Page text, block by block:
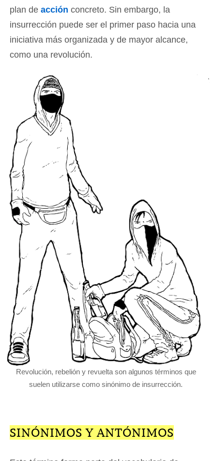
plan de acción concreto. Sin embargo, la
insurrección puede ser el primer paso hacia una
iniciativa más organizada y de mayor alcance,
como una revolución.
Revolución, rebelión y revuelta son algunos términos que
suelen utilizarse como sinónimo de insurrección.
SINÓNIMOS Y ANTÓNIMOS